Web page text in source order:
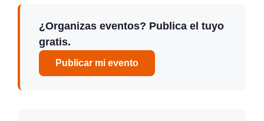
¿Organizas eventos? Publica el tuyo
gratis.
Publicar mi evento